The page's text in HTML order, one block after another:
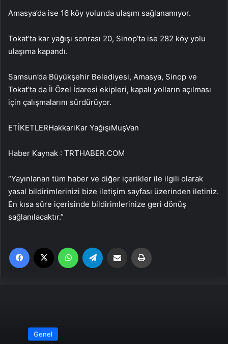
Amasya’da ise 16 köy yolunda ulaşım sağlanamıyor.
Tokat’ta kar yağışı sonrası 20, Sinop’ta ise 282 köy yolu
ulaşıma kapandı.
Samsun’da Büyükşehir Belediyesi, Amasya, Sinop ve
Tokat’ta da İl Özel İdaresi ekipleri, kapalı yolların açılması
için çalışmalarını sürdürüyor.
ETİKETLERHakkariKar YağışıMuşVan
Haber Kaynak : TRTHABER.COM
“Yayınlanan tüm haber ve diğer içerikler ile ilgili olarak
yasal bildirimlerinizi bize iletişim sayfası üzerinden iletiniz.
En kısa süre içerisinde bildirimlerinize geri dönüş
sağlanılacaktır.”
Facebook WhatsApp Email'den paylaş
Genel